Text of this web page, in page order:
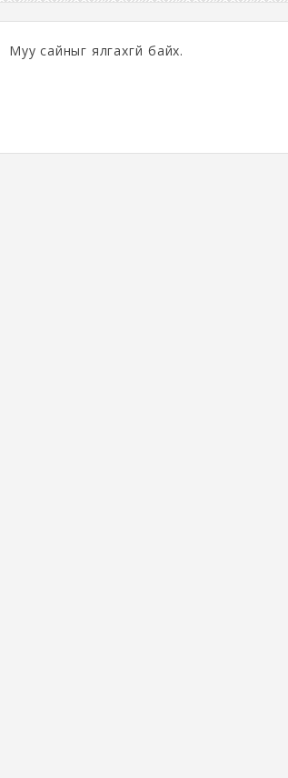
Муу сайныг ялгахгүй байх.